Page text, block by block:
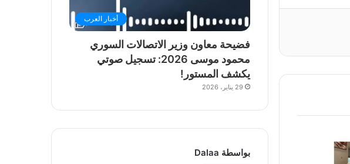
أخبار العرب
فضيحة معاون وزير الاتصالات السوري
محمود موسى 2026: تسجيل صوتي
يكشف المستور!
29 يناير، 2026
بواسطة Dalaa